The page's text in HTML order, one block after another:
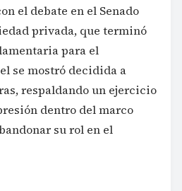
el debate en el Senado
privada, que terminó
para el
se mostró decidida a
respaldando un ejercicio
dentro del marco
su rol en el